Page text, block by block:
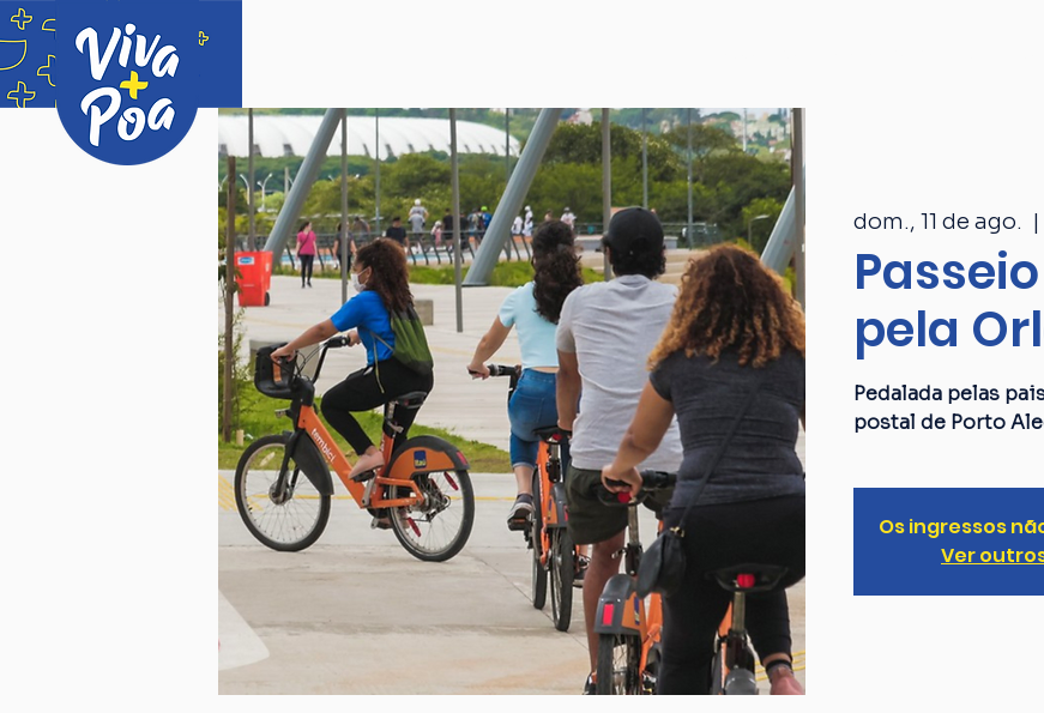
dom., 11 de ago.
  |
pela
Pedalada pelas
postal de Porto
Os ingressos
Ver